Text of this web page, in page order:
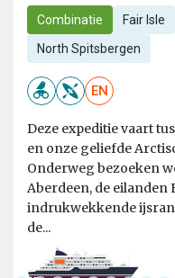
Combinatie Fair Isle
North Spitsbergen
EN
Deze expeditie vaart
en onze geliefde
Onderweg bezoeken
Aberdeen, de eilanden
indrukwekkende
de...